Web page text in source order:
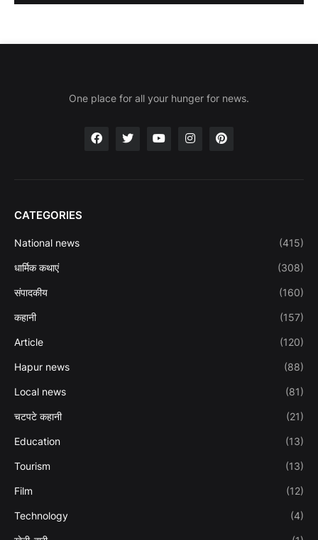
One place for all your hunger for news.
CATEGORIES
National news (415)
धार्मिक कथाएं (308)
संपादकीय (160)
कहानी (157)
Article (120)
Hapur news (88)
Local news (81)
चटपटे कहानी (21)
Education (13)
Tourism (13)
Film (12)
Technology (4)